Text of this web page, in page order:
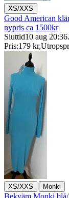
XS/XXS
Good American
nypris ca 1500kr
Sluttid10 aug 20:36.
Pris:179 kr,
XS/XXS | Monki
Bekväm Monki